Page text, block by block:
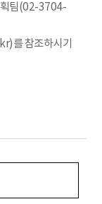
획팀(02-3704-
를 참조하시기